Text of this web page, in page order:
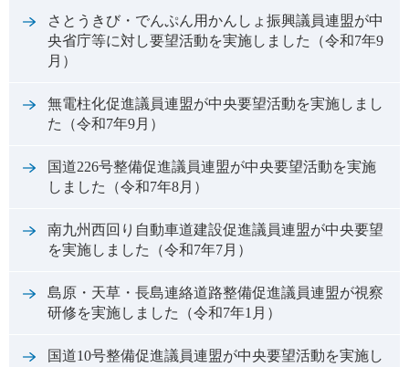
さとうきび・でんぷん用かんしょ振興議員連盟が中
央省庁等に対し要望活動を実施しました（令和7年9
月）
無電柱化促進議員連盟が中央要望活動を実施しまし
た（令和7年9月）
国道226号整備促進議員連盟が中央要望活動を実施
しました（令和7年8月）
南九州西回り自動車道建設促進議員連盟が中央要望
を実施しました（令和7年7月）
島原・天草・長島連絡道路整備促進議員連盟が視察
研修を実施しました（令和7年1月）
国道10号整備促進議員連盟が中央要望活動を実施し